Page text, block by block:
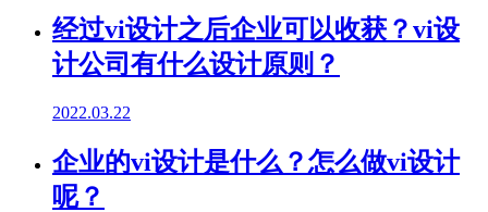
经过vi设计之后企业可以收获？vi设
计公司有什么设计原则？
2022.03.22
企业的vi设计是什么？怎么做vi设计
呢？